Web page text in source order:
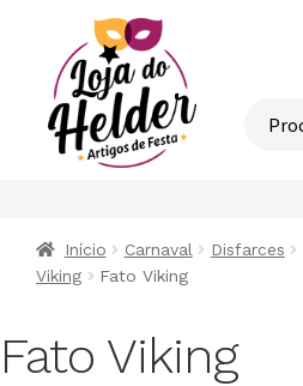
Início Carnaval Disfarces
Viking
Fato Viking
Fato Viking